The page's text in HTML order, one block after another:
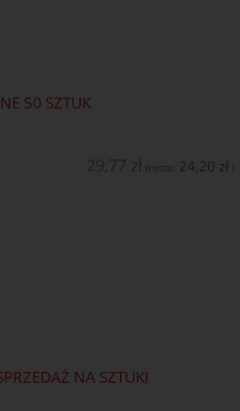
50 SZTUK
(netto: 24,20 zł )
NA SZTUKI